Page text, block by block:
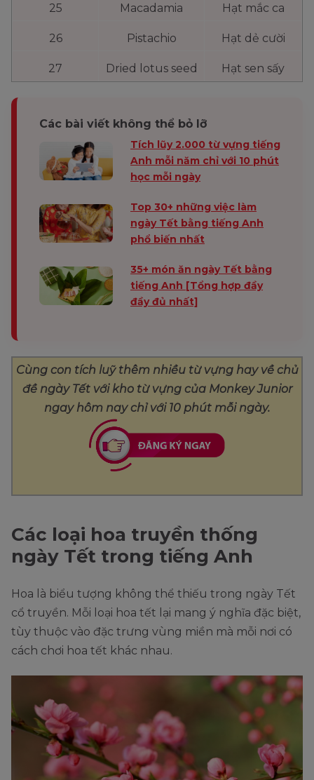
25 Macadamia Hạt mắc ca
26 Pistachio Hạt dẻ cười
27 Dried lotus seed Hạt sen sấy
Các bài viết không thể bỏ lỡ
Tích lũy 2.000 từ vựng tiếng
Anh mỗi năm chỉ với 10 phút
học mỗi ngày
Top 30+ những việc làm
ngày Tết bằng tiếng Anh
phổ biến nhất
35+ món ăn ngày Tết bằng
tiếng Anh [Tổng hợp đầy
đầy đủ nhất]
Cùng con tích luỹ thêm nhiều từ vựng hay về chủ
đề ngày Tết với kho từ vựng của Monkey Junior
ngay hôm nay chỉ với 10 phút mỗi ngày.
Các loại hoa truyền thống
ngày Tết trong tiếng Anh
Hoa là biểu tượng không thể thiếu trong ngày Tết
cổ truyền. Mỗi loại hoa tết lại mang ý nghĩa đặc biệt,
tùy thuộc vào đặc trưng vùng miền mà mỗi nơi có
cách chơi hoa tết khác nhau.